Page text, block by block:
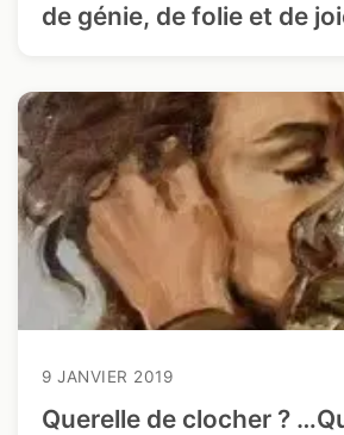
de génie, de folie et de
9 JANVIER 2019
Querelle de clocher ?